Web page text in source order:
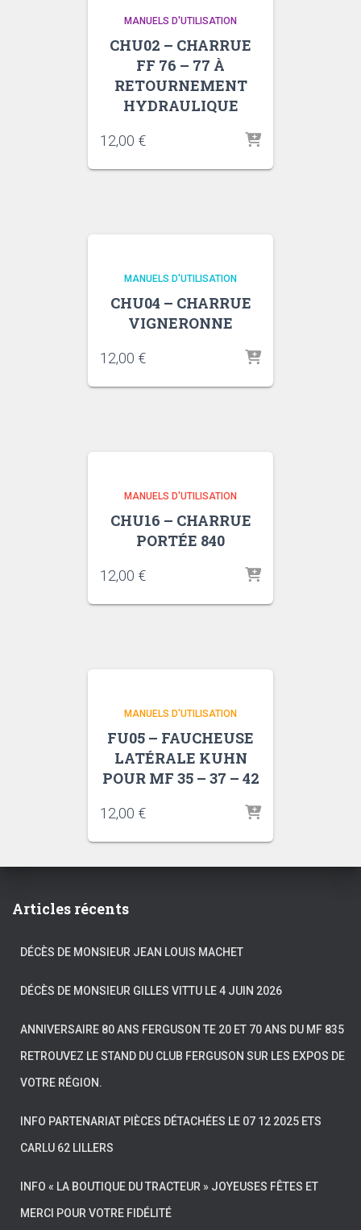
MANUELS D'UTILISATION
CHU02 – CHARRUE
FF 76 – 77 À
RETOURNEMENT
HYDRAULIQUE
12,00 €
MANUELS D'UTILISATION
CHU04 – CHARRUE
VIGNERONNE
12,00 €
MANUELS D'UTILISATION
CHU16 – CHARRUE
PORTÉE 840
12,00 €
MANUELS D'UTILISATION
FU05 – FAUCHEUSE
LATÉRALE KUHN
POUR MF 35 – 37 – 42
12,00 €
Articles récents
DÉCÈS DE MONSIEUR JEAN LOUIS MACHET
DÉCÈS DE MONSIEUR GILLES VITTU LE 4 JUIN 2026
ANNIVERSAIRE 80 ANS FERGUSON TE 20 ET 70 ANS DU MF 835
RETROUVEZ LE STAND DU CLUB FERGUSON SUR LES EXPOS DE
VOTRE RÉGION.
INFO PARTENARIAT PIÈCES DÉTACHÉES LE 07 12 2025 ETS
CARLU 62 LILLERS
INFO « LA BOUTIQUE DU TRACTEUR » JOYEUSES FÊTES ET
MERCI POUR VOTRE FIDÉLITÉ